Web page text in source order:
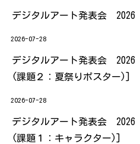
デジタルアート発表会
2026-07-28
デジタルアート発表会
(課題２：夏祭りポスター)]
2026-07-28
デジタルアート発表会
(課題１：キャラクター)]